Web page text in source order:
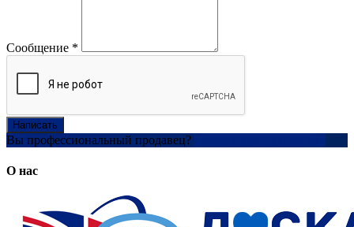
Сообщение *
Написать
Вы профессиональный продавец?
О нас